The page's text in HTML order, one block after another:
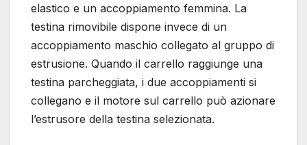
elastico e un accoppiamento femmina. La
testina rimovibile dispone invece di un
accoppiamento maschio collegato al gruppo di
estrusione. Quando il carrello raggiunge una
testina parcheggiata, i due accoppiamenti si
collegano e il motore sul carrello può azionare
l’estrusore della testina selezionata.